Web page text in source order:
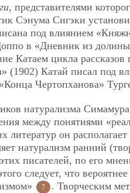
, представителями
Сэнума Сигэки
под влиянием
в «Дневник из
Катаем цикла
(1902) Катай писал под
Чертопханова»
натурализма
между понятиями
литератур он
натурализм ранний
писателей, по его
следует, что
7
. Творческим